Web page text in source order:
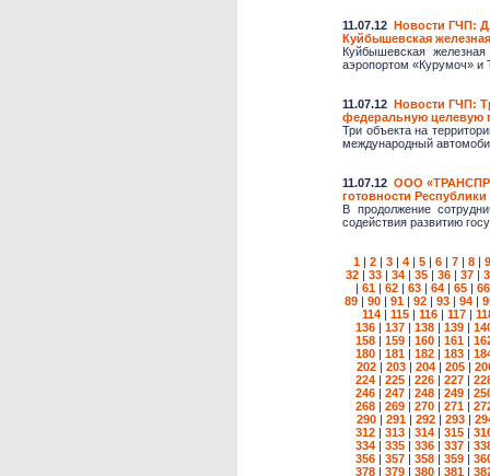
11.07.12 Новости ГЧП:
Куйбышевская
Куйбышевская
аэропортом «Курумоч» и
11.07.12 Новости ГЧП:
федеральную целевую
Три объекта на
международный
11.07.12 ООО
готовности
В продолжение
содействия развитию
1 | 2 | 3 | 4 | 5 | 6 | 7 | 8 | 9
32 | 33 | 34 | 35 | 36 | 37 |
| 61 | 62 | 63 | 64 | 65 | 66
89 | 90 | 91 | 92 | 93 | 94 |
114 | 115 | 116 | 117 |
136 | 137 | 138 | 139 |
158 | 159 | 160 | 161 |
180 | 181 | 182 | 183 |
202 | 203 | 204 | 205 |
224 | 225 | 226 | 227 |
246 | 247 | 248 | 249 |
268 | 269 | 270 | 271 |
290 | 291 | 292 | 293 |
312 | 313 | 314 | 315 |
334 | 335 | 336 | 337 |
356 | 357 | 358 | 359 |
378 | 379 | 380 | 381 |